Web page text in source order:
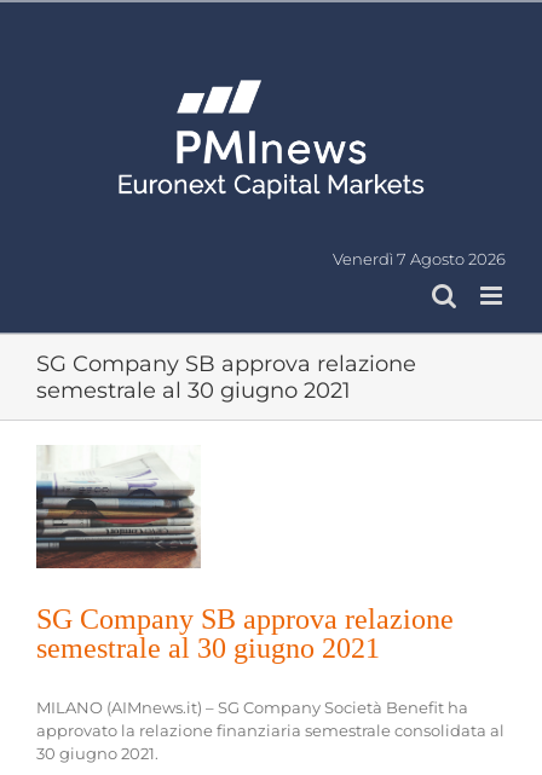
Venerdì 7 Agosto 2026
SG Company SB approva relazione
semestrale al 30 giugno 2021
immagine
SG Company SB approva relazione
semestrale al 30 giugno 2021
MILANO (AIMnews.it) – SG Company Società Benefit ha
approvato la relazione finanziaria semestrale consolidata al
30 giugno 2021.